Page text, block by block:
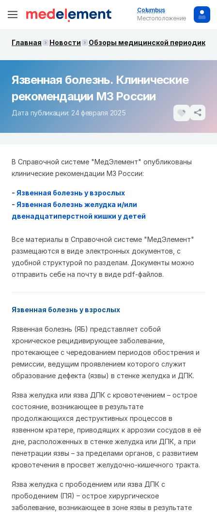
Columbus
Местоположение
Главная Новости Обзоры медицинской периодики.
Язвенная болезнь. Клинические
рекомендации МЗ России
Дата публикации: 24 февраля 2025
В Справочной системе "МедЭлемент" опубликованы
клинические рекомендации МЗ России:
- Язвенная болезнь у взрослых
- Язвенная болезнь желудка и/или
двенадцатиперстной кишки у детей
Все материалы в Справочной системе "МедЭлемент"
размещаются в виде электронных документов, с
удобной структурой по разделам. Документы можно
отправить себе на почту в виде pdf-файлов.
Язвенная болезнь у взрослых
Язвенная болезнь (ЯБ) представляет собой
хроническое рецидивирующее заболевание,
протекающее с чередованием периодов обострения и
ремиссии, ведущим проявлением которого служит
образование дефекта (язвы) в стенке желудка и ДПК.
Язва желудка или язва ДПК с кровотечением – острое
состояние, возникающее в результате
продолжающихся деструктивных процессов в
язвенном кратере, приводящих к аррозии сосудов в её
дне, расположенных в стенке желудка или ДПК, а при
пенетрации язвы – за пределами органов, с развитием
кровотечения в просвет желудочно-кишечного тракта.
Язва желудка с прободением или язва ДПК с
прободением (ПЯ) – острое хирургическое
заболевание, возникающее в зоне язвы в результате